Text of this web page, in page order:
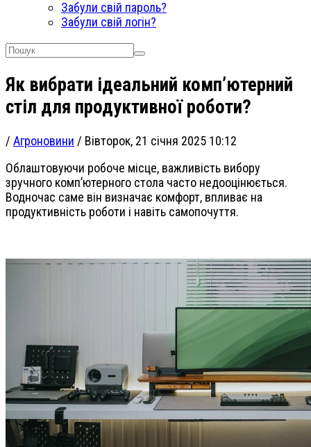
Забули свій пароль?
Забули свій логін?
Як вибрати ідеальний комп’ютерний
стіл для продуктивної роботи?
/ Агроновини / Вівторок, 21 січня 2025 10:12
Облаштовуючи робоче місце, важливість вибору
зручного комп’ютерного стола часто недооцінюється.
Водночас саме він визначає комфорт, впливає на
продуктивність роботи і навіть самопочуття.